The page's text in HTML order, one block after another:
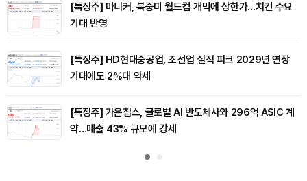
[특징주] 마니커, 북중미 월드컵 개막에 상한가…치킨 수요
기대 반영
[특징주] HD현대중공업, 조선업 실적 피크 2029년 연장
기대에도 2%대 약세
[특징주] 가온칩스, 글로벌 AI 반도체사와 296억 ASIC 계
약…매출 43% 규모에 강세